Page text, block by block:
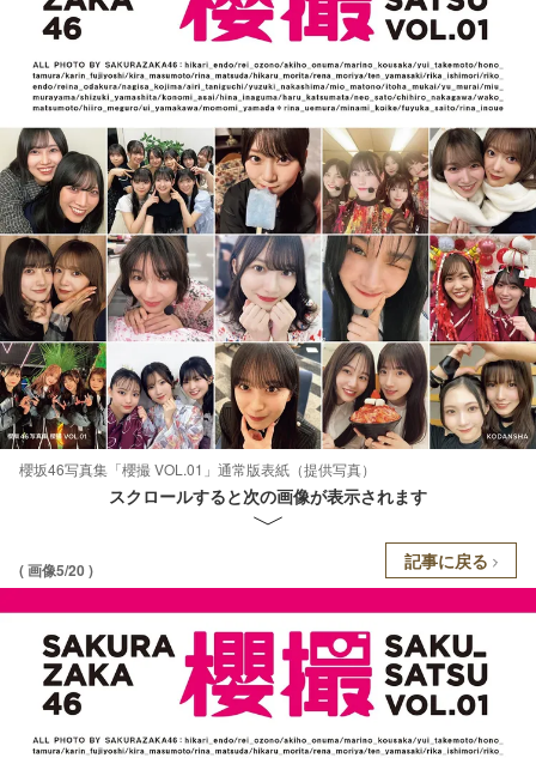
櫻坂46写真集「櫻撮 VOL.01」通常版表紙（提供写真）
スクロールすると次の画像が表示されます
( 画像5/20 ) 記事に戻る